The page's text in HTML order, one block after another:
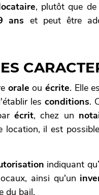
, plutôt que
ans et peut être
orale ouécrite. Elle
les conditions.
écrit, chez un
location, il est
indiquant
ainsi qu'un
du bail.